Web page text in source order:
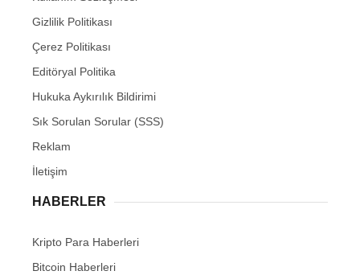
Gizlilik Politikası
Çerez Politikası
Editöryal Politika
Hukuka Aykırılık Bildirimi
Sık Sorulan Sorular (SSS)
Reklam
İletişim
HABERLER
Kripto Para Haberleri
Bitcoin Haberleri